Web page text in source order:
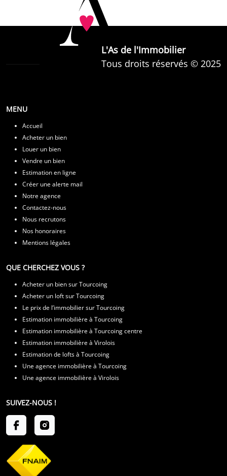
L'As de l'Immobilier
Tous droits réservés © 2025
MENU
Accueil
Acheter un bien
Louer un bien
Vendre un bien
Estimation en ligne
Créer une alerte mail
Notre agence
Contactez-nous
Nous recrutons
Nos honoraires
Mentions légales
QUE CHERCHEZ VOUS ?
Acheter un bien sur Tourcoing
Acheter un loft sur Tourcoing
Le prix de l’immobilier sur Tourcoing
Estimation immobilière à Tourcoing
Estimation immobilière à Tourcoing centre
Estimation immobilière à Virolois
Estimation de lofts à Tourcoing
Une agence immobilière à Tourcoing
Une agence immobilière à Virolois
SUIVEZ-NOUS !